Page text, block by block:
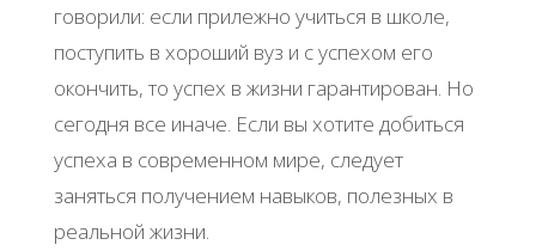
говорили: если прилежно учиться в школе,
поступить в хороший вуз и с успехом его
окончить, то успех в жизни гарантирован. Но
сегодня все иначе. Если вы хотите добиться
успеха в современном мире, следует
заняться получением навыков, полезных в
реальной жизни.